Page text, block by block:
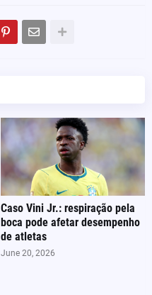
Caso Vini Jr.: respiração pela
boca pode afetar desempenho
de atletas
June 20, 2026